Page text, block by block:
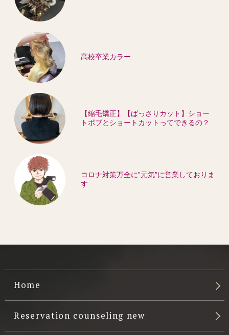
高校卒業カラー
【縮毛矯正】【ばっさりカット】ショー
トボブとショートカットってできるの？
コロナ対策万全に”元気”に営業しておりま
す
Home
Reservation counseling new